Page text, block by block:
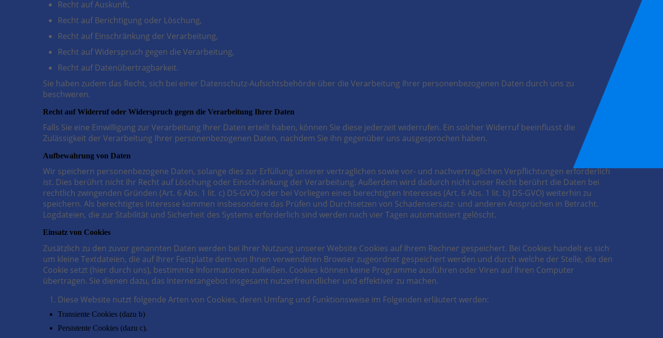
Recht auf Auskunft,
Recht auf Berichtigung oder Löschung,
Recht auf Einschränkung der Verarbeitung,
Recht auf Widerspruch gegen die Verarbeitung,
Recht auf Datenübertragbarkeit.
Sie haben zudem das Recht, sich bei einer Datenschutz-Aufsichtsbehörde über die Verarbeitung Ihrer personenbezogenen Daten durch uns zu
beschweren.
Recht auf Widerruf oder Widerspruch gegen die Verarbeitung Ihrer Daten
Falls Sie eine Einwilligung zur Verarbeitung Ihrer Daten erteilt haben, können Sie diese jederzeit widerrufen. Ein solcher Widerruf beeinflusst die
Zulässigkeit der Verarbeitung Ihrer personenbezogenen Daten, nachdem Sie ihn gegenüber uns ausgesprochen haben.
Aufbewahrung von Daten
Wir speichern personenbezogene Daten, solange dies zur Erfüllung unserer vertraglichen sowie vor- und nachvertraglichen Verpflichtungen erforderlich
ist. Dies berührt nicht Ihr Recht auf Löschung oder Einschränkung der Verarbeitung. Außerdem wird dadurch nicht unser Recht berührt die Daten bei
rechtlich zwingenden Gründen (Art. 6 Abs. 1 lit. c) DS-GVO) oder bei Vorliegen eines berechtigten Interesses (Art. 6 Abs. 1 lit. b) DS-GVO) weiterhin zu
speichern. Als berechtigtes Interesse kommen insbesondere das Prüfen und Durchsetzen von Schadensersatz- und anderen Ansprüchen in Betracht.
Logdateien, die zur Stabilität und Sicherheit des Systems erforderlich sind werden nach vier Tagen automatisiert gelöscht.
Einsatz von Cookies
Zusätzlich zu den zuvor genannten Daten werden bei Ihrer Nutzung unserer Website Cookies auf Ihrem Rechner gespeichert. Bei Cookies handelt es sich
um kleine Textdateien, die auf Ihrer Festplatte dem von Ihnen verwendeten Browser zugeordnet gespeichert werden und durch welche der Stelle, die den
Cookie setzt (hier durch uns), bestimmte Informationen zufließen. Cookies können keine Programme ausführen oder Viren auf Ihren Computer
übertragen. Sie dienen dazu, das Internetangebot insgesamt nutzerfreundlicher und effektiver zu machen.
Diese Website nutzt folgende Arten von Cookies, deren Umfang und Funktionsweise im Folgenden erläutert werden:
Transiente Cookies (dazu b)
Persistente Cookies (dazu c).